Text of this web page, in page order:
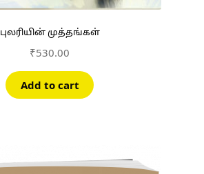
புலரியின் முத்தங்கள்
₹530.00
Add to cart